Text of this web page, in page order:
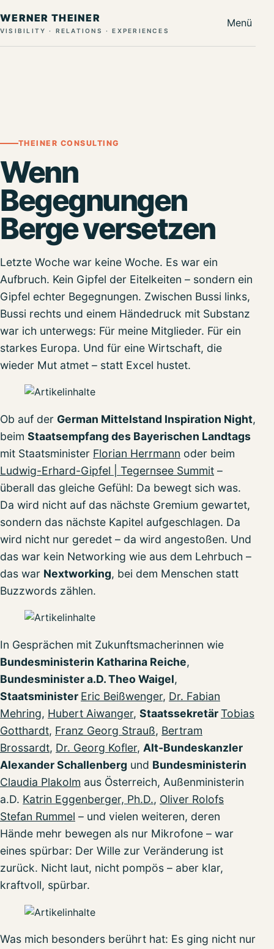
WERNER THEINER
VISIBILITY · RELATIONS · EXPERIENCES
Menü
THEINER CONSULTING
Wenn
Begegnungen
Berge versetzen
Letzte Woche war keine Woche. Es war ein
Aufbruch. Kein Gipfel der Eitelkeiten – sondern ein
Gipfel echter Begegnungen. Zwischen Bussi links,
Bussi rechts und einem Händedruck mit Substanz
war ich unterwegs: Für meine Mitglieder. Für ein
starkes Europa. Und für eine Wirtschaft, die
wieder Mut atmet – statt Excel hustet.
Ob auf der German Mittelstand Inspiration Night,
beim Staatsempfang des Bayerischen Landtags
mit Staatsminister Florian Herrmann oder beim
Ludwig-Erhard-Gipfel | Tegernsee Summit –
überall das gleiche Gefühl: Da bewegt sich was.
Da wird nicht auf das nächste Gremium gewartet,
sondern das nächste Kapitel aufgeschlagen. Da
wird nicht nur geredet – da wird angestoßen. Und
das war kein Networking wie aus dem Lehrbuch –
das war Nextworking, bei dem Menschen statt
Buzzwords zählen.
In Gesprächen mit Zukunftsmacherinnen wie
Bundesministerin Katharina Reiche,
Bundesminister a.D. Theo Waigel,
Staatsminister Eric Beißwenger, Dr. Fabian
Mehring, Hubert Aiwanger, StaatssekretärTobias
Gotthardt, Franz Georg Strauß, Bertram
Brossardt, Dr. Georg Kofler, Alt-Bundeskanzler
Alexander Schallenberg und Bundesministerin
Claudia Plakolm aus Österreich, Außenministerin
a.D. Katrin Eggenberger, Ph.D., Oliver Rolofs
Stefan Rummel – und vielen weiteren, deren
Hände mehr bewegen als nur Mikrofone – war
eines spürbar: Der Wille zur Veränderung ist
zurück. Nicht laut, nicht pompös – aber klar,
kraftvoll, spürbar.
Was mich besonders berührt hat: Es ging nicht nur